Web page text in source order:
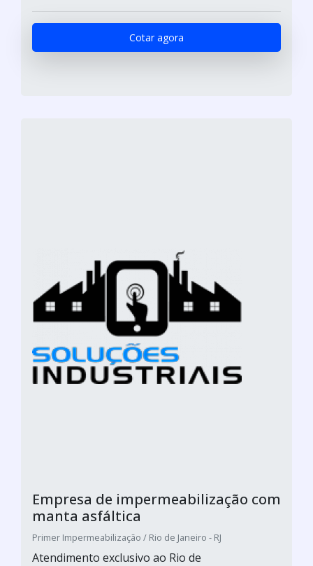
Cotar agora
Empresa de impermeabilização com
manta asfáltica
Primer Impermeabilização / Rio de Janeiro - RJ
Atendimento exclusivo ao Rio de